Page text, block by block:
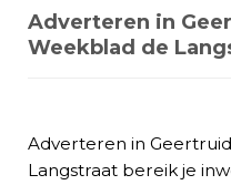
Adverteren in
Weekblad de
Adverteren in
Langstraat bereik je